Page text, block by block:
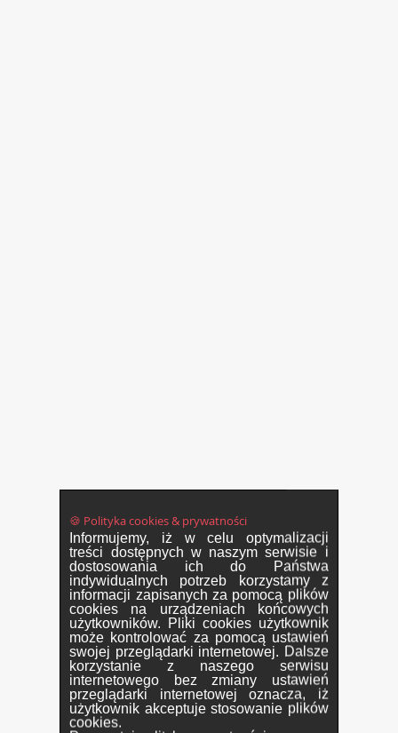
🍪 Polityka cookies & prywatności
Informujemy, iż w celu optymalizacji
treści dostępnych w naszym serwisie i
dostosowania ich do Państwa
indywidualnych potrzeb korzystamy z
informacji zapisanych za pomocą plików
cookies na urządzeniach końcowych
użytkowników. Pliki cookies użytkownik
może kontrolować za pomocą ustawień
swojej przeglądarki internetowej. Dalsze
korzystanie z naszego serwisu
internetowego bez zmiany ustawień
przeglądarki internetowej oznacza, iż
użytkownik akceptuje stosowanie plików
cookies.